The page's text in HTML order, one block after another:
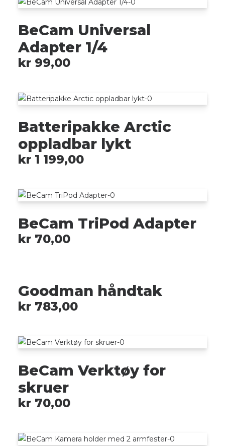
BeCam Universal
Adapter 1/4
kr 99,00
Batteripakke Arctic
oppladbar lykt
kr 1 199,00
BeCam TriPod Adapter
kr 70,00
Goodman håndtak
kr 783,00
BeCam Verktøy for
skruer
kr 70,00